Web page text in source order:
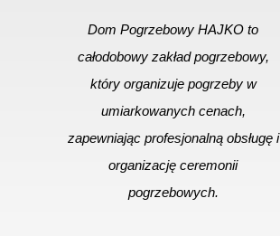
Dom Pogrzebowy HAJKO to
całodobowy zakład pogrzebowy,
który organizuje pogrzeby w
umiarkowanych cenach,
zapewniając profesjonalną obsługę i
organizację ceremonii
pogrzebowych.